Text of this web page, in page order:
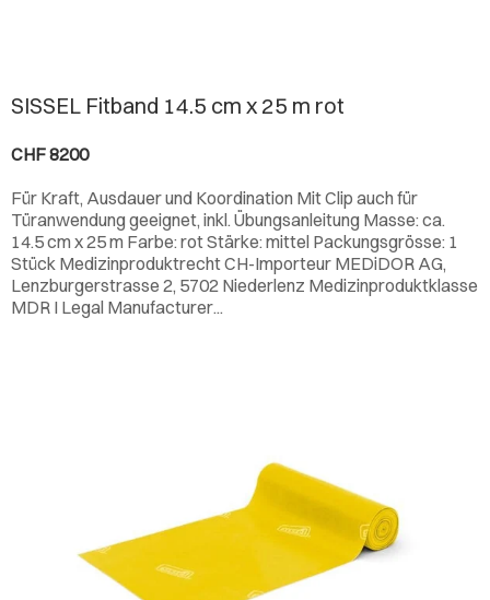
SISSEL Fitband 14.5 cm x 25 m rot
CHF 8200
Für Kraft, Ausdauer und Koordination Mit Clip auch für
Türanwendung geeignet, inkl. Übungsanleitung Masse: ca.
14.5 cm x 25 m Farbe: rot Stärke: mittel Packungsgrösse: 1
Stück Medizinproduktrecht CH-Importeur MEDiDOR AG,
Lenzburgerstrasse 2, 5702 Niederlenz Medizinproduktklasse
MDR I Legal Manufacturer...